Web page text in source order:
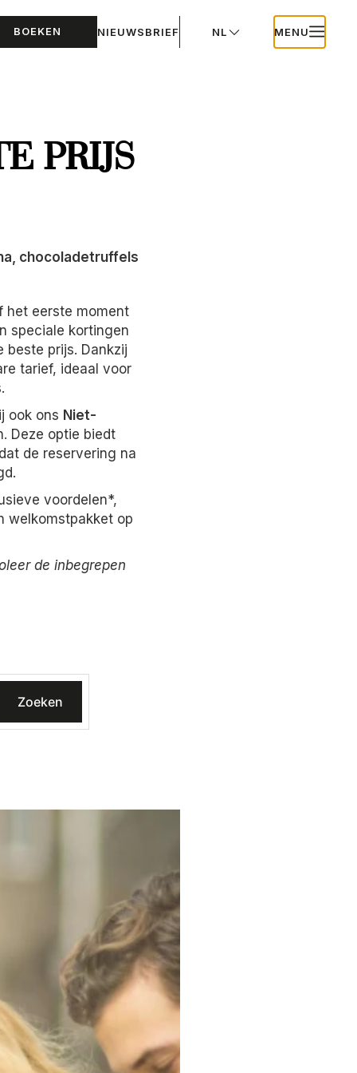
BOEKEN NIEUWSBRIEF NL MENU
PRIJS
​​chocoladetruffels
het eerste moment
speciale kortingen
prijs. Dankzij
tarief, ideaal voor
ook ons Niet-
Deze optie biedt
de reservering na
voordelen*,
welkomstpakket op
de inbegrepen
Zoeken